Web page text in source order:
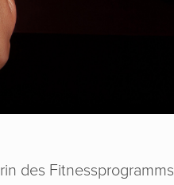
des Fitnessprogramms